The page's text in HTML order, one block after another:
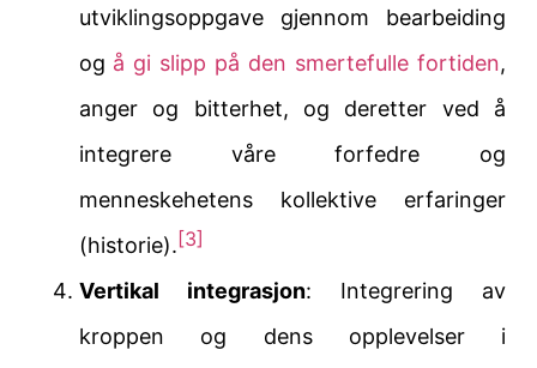
utviklingsoppgave gjennom bearbeiding
og å gi slipp på den smertefulle fortiden,
anger og bitterhet, og deretter ved å
integrere våre forfedre og
menneskehetens kollektive erfaringer
(historie). [3]
Vertikal integrasjon: Integrering av
kroppen og dens opplevelser i